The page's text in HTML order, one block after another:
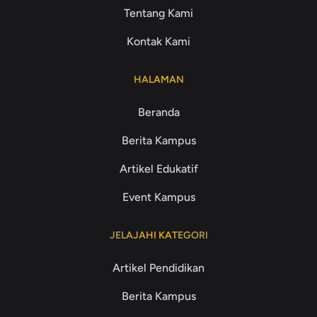
Tentang Kami
Kontak Kami
HALAMAN
Beranda
Berita Kampus
Artikel Edukatif
Event Kampus
JELAJAHI KATEGORI
Artikel Pendidikan
Berita Kampus